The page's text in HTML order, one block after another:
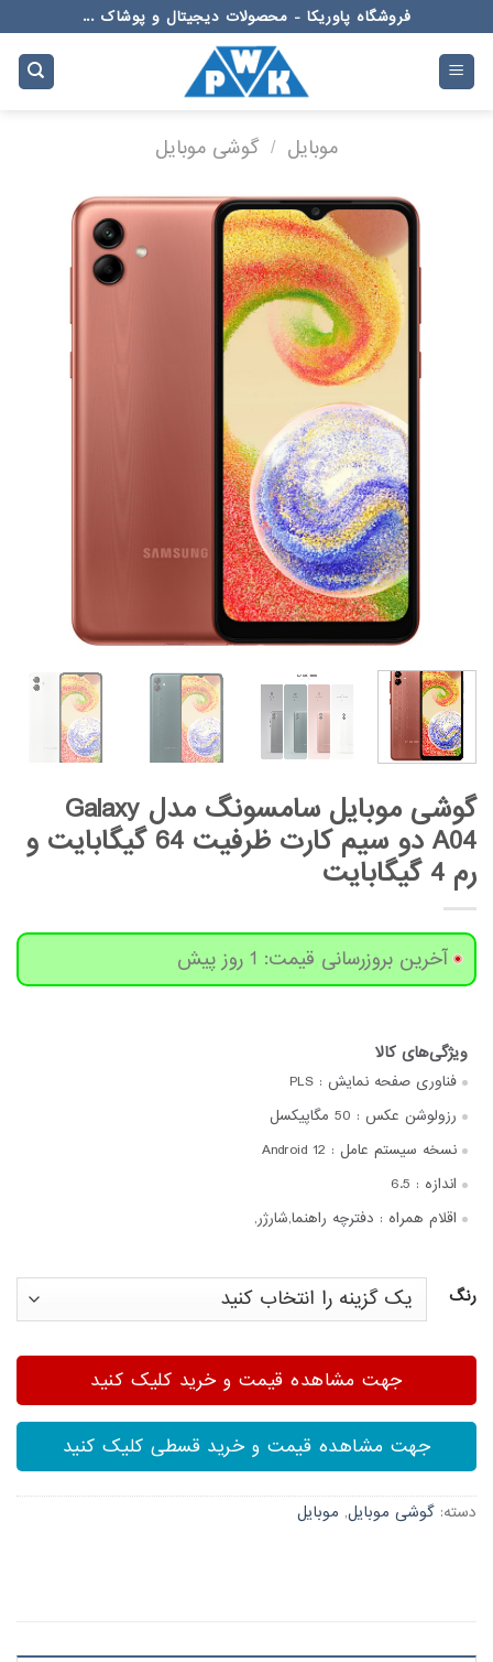
to
content
فروشگاه پاوریکا - محصولات دیجیتال و پوشاک ...
موبایل / گوشی موبایل
گوشی موبایل سامسونگ مدل Galaxy
A04 دو سیم کارت ظرفیت 64 گیگابایت و
رم 4 گیگابایت
آخرین بروزرسانی قیمت: 1 روز پیش
فناوری صفحه‌ نمایش : PLS
رزولوشن عکس : 50 مگاپیکسل
نسخه سیستم عامل : Android 12
اندازه : 6.5
اقلام همراه : دفترچه‌ راهنما,شارژر,
رنگ
جهت مشاهده قیمت و خرید کلیک کنید
جهت مشاهده قیمت و خرید قسطی کلیک کنید
دسته: گوشی موبایل, موبایل